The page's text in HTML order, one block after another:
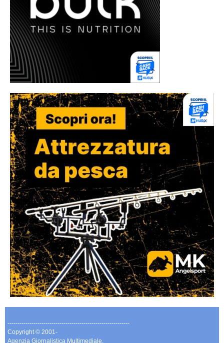
-------------------------------------------------------------
Copyright © 2001-
Agenzia Giornalistica Multimediale.